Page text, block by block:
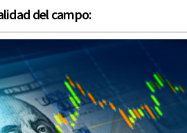
del campo: